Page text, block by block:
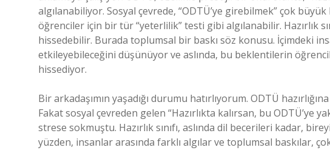
algılanabiliyor. Sosyal çevrede, “ODTÜ’ye girebilmek” çok büyük
öğrenciler için bir tür “yeterlilik” testi gibi algılanabilir. Hazırlık
hissedebilir. Burada toplumsal bir baskı söz konusu. İçimdeki
etkileyebileceğini düşünüyor ve aslında, bu beklentilerin
hissediyor.
Bir arkadaşımın yaşadığı durumu hatırlıyorum. ODTÜ
Fakat sosyal çevreden gelen “Hazırlıkta kalırsan, bu ODTÜ’ye
strese sokmuştu. Hazırlık sınıfı, aslında dil becerileri kadar,
yüzden, insanlar arasında farklı algılar ve toplumsal baskılar,